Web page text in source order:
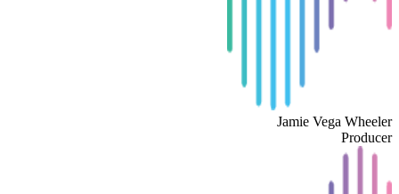
Jamie Vega Wheeler
Producer